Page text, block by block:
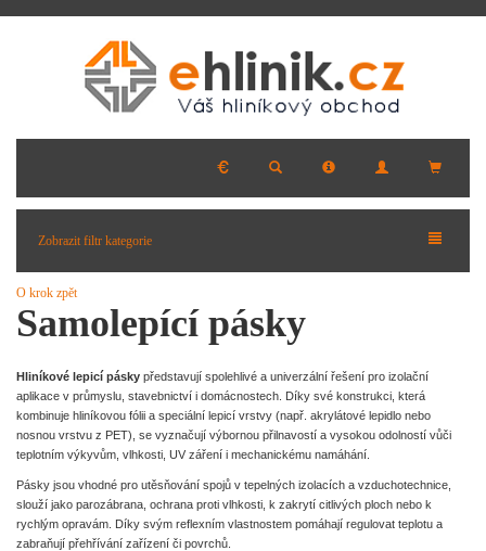
Zobrazit filtr kategorie
O krok zpět
Samolepící pásky
Hliníkové lepicí pásky představují spolehlivé a univerzální řešení pro izolační
aplikace v průmyslu, stavebnictví i domácnostech. Díky své konstrukci, která
kombinuje hliníkovou fólii a speciální lepicí vrstvy (např. akrylátové lepidlo nebo
nosnou vrstvu z PET), se vyznačují výbornou přilnavostí a vysokou odolností vůči
teplotním výkyvům, vlhkosti, UV záření i mechanickému namáhání.
Pásky jsou vhodné pro utěsňování spojů v tepelných izolacích a vzduchotechnice,
slouží jako parozábrana, ochrana proti vlhkosti, k zakrytí citlivých ploch nebo k
rychlým opravám. Díky svým reflexním vlastnostem pomáhají regulovat teplotu a
zabraňují přehřívání zařízení či povrchů.